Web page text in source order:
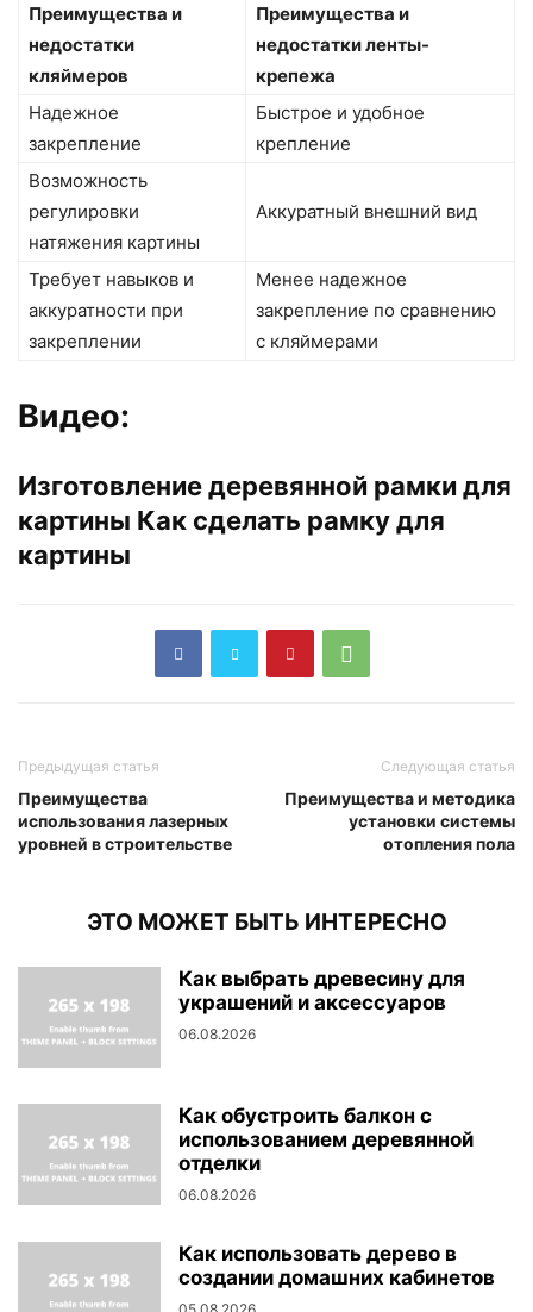
Преимущества и
недостатки
кляймеров
Преимущества и
недостатки ленты-
крепежа
Надежное
закрепление
Быстрое и удобное
крепление
Возможность
регулировки
натяжения картины
Аккуратный внешний вид
Требует навыков и
аккуратности при
закреплении
Менее надежное
закрепление по сравнению
с кляймерами
Видео:
Изготовление деревянной рамки для
картины Как сделать рамку для
картины
Предыдущая статья
Преимущества
использования лазерных
уровней в строительстве
Следующая статья
Преимущества и методика
установки системы
отопления пола
ЭТО МОЖЕТ БЫТЬ ИНТЕРЕСНО
Как выбрать древесину для
украшений и аксессуаров
06.08.2026
Как обустроить балкон с
использованием деревянной
отделки
06.08.2026
Как использовать дерево в
создании домашних кабинетов